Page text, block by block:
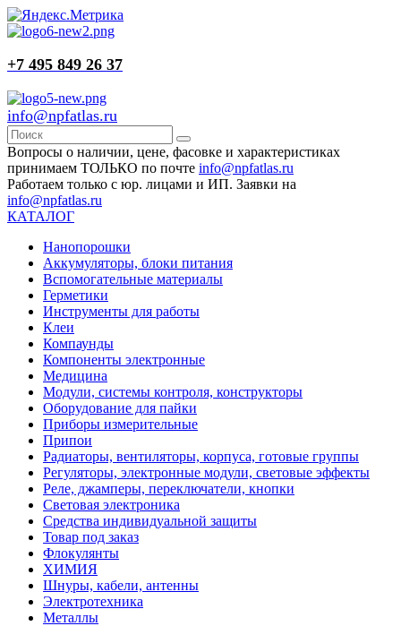
+7 495 849 26 37
info@npfatlas.ru
Вопросы о наличии, цене, фасовке и характеристиках
принимаем ТОЛЬКО по почте info@npfatlas.ru
Работаем только с юр. лицами и ИП. Заявки на
info@npfatlas.ru
КАТАЛОГ
Нанопорошки
Аккумуляторы, блоки питания
Вспомогательные материалы
Герметики
Инструменты для работы
Клеи
Компаунды
Компоненты электронные
Медицина
Модули, системы контроля, конструкторы
Оборудование для пайки
Приборы измерительные
Припои
Радиаторы, вентиляторы, корпуса, готовые группы
Регуляторы, электронные модули, световые эффекты
Реле, джамперы, переключатели, кнопки
Световая электроника
Средства индивидуальной защиты
Товар под заказ
Флокулянты
ХИМИЯ
Шнуры, кабели, антенны
Электротехника
Металлы